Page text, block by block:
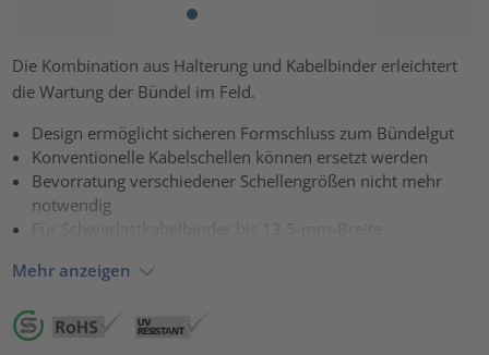
Die Kombination aus Halterung und Kabelbinder erleichtert
die Wartung der Bündel im Feld.
Design ermöglicht sicheren Formschluss zum Bündelgut
Konventionelle Kabelschellen können ersetzt werden
Bevorratung verschiedener Schellengrößen nicht mehr
notwendig
Mehr anzeigen